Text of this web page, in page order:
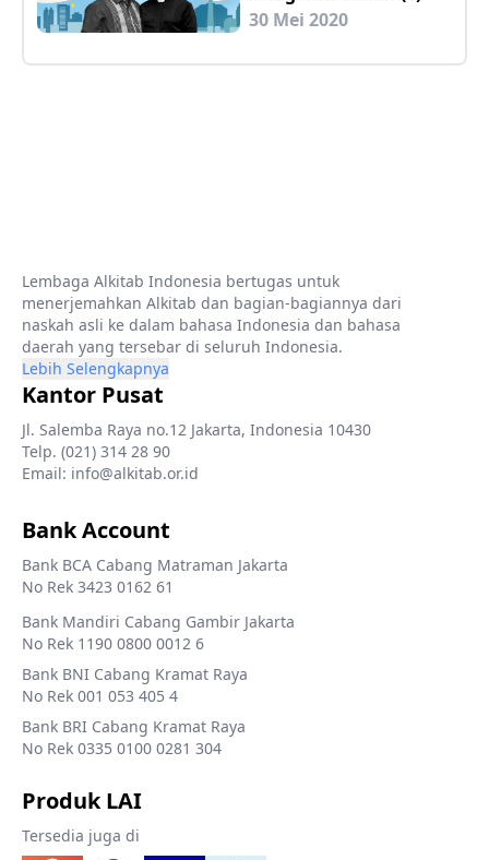
30 Mei 2020
Lembaga Alkitab Indonesia bertugas untuk
menerjemahkan Alkitab dan bagian-bagiannya dari
naskah asli ke dalam bahasa Indonesia dan bahasa
daerah yang tersebar di seluruh Indonesia.
Lebih Selengkapnya
Kantor Pusat
Jl. Salemba Raya no.12 Jakarta, Indonesia 10430
Telp. (021) 314 28 90
Email: info@alkitab.or.id
Bank Account
Bank BCA Cabang Matraman Jakarta
No Rek 3423 0162 61
Bank Mandiri Cabang Gambir Jakarta
No Rek 1190 0800 0012 6
Bank BNI Cabang Kramat Raya
No Rek 001 053 405 4
Bank BRI Cabang Kramat Raya
No Rek 0335 0100 0281 304
Produk LAI
Tersedia juga di